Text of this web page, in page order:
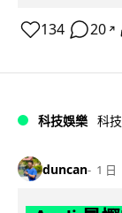
134 20 ↗
科技娛樂 科
duncan 1 日